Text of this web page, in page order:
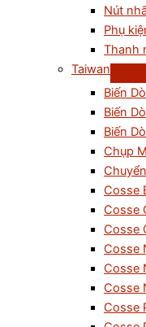
Nút
Phụ
Thanh
Taiwan
Biến
Biến
Biến
Chụp
Cosse
Cosse
Cosse
Cosse
Cosse
Cosse
Cosse